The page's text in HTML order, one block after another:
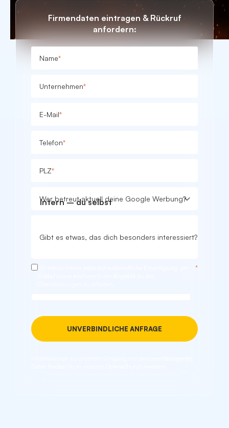
Firmendaten eintragen & Rückruf
anfordern:
Name*
Unternehmen*
E-Mail*
Telefon*
PLZ*
Wer betreut aktuell deine Google Werbung?
Gibt es etwas, das dich besonders interessiert?
*